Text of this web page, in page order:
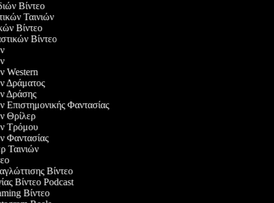
Βίντεο
Ταινιών
Βίντεο
Βίντεο
Western
Δράματος
Δράσης
Επιστημονικής Φαντασίας
Θρίλερ
Τρόμου
Φαντασίας
Ταινιών
Βίντεο
Βίντεο Podcast
Βίντεο